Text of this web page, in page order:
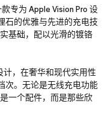
专为 Apple Vision Pro 设
石的优雅与先进的充电技
基础，配以光滑的镀铬
计，在奢华和现代实用性
次。无论是无线充电功能
一个配件，而是那些欣